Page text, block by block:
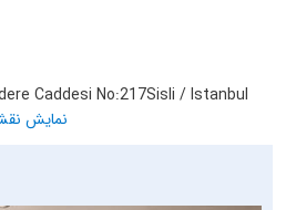
Caddesi No:217Sisli / Istanbul
نمایش